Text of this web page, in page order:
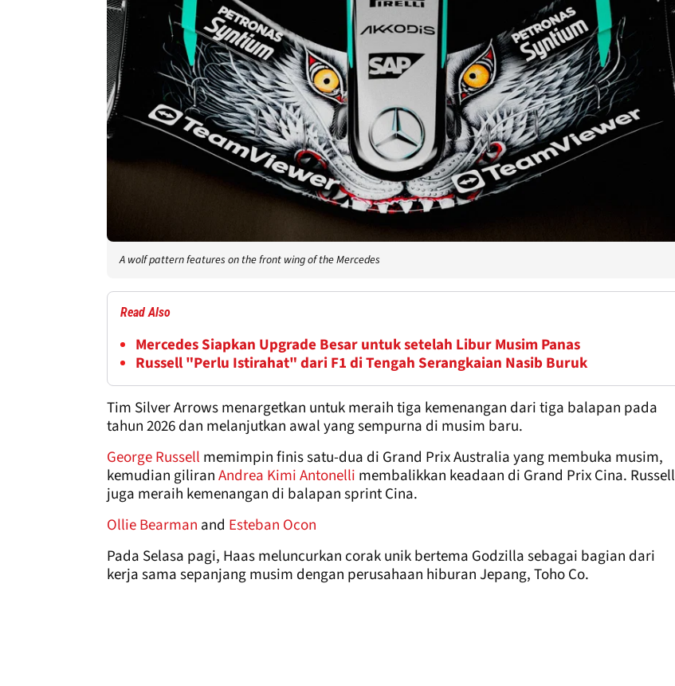
A wolf pattern features on the front wing of the Mercedes
Read Also
Mercedes Siapkan Upgrade Besar untuk setelah Libur Musim Panas
Russell "Perlu Istirahat" dari F1 di Tengah Serangkaian Nasib Buruk
Tim Silver Arrows menargetkan untuk meraih tiga kemenangan dari tiga balapan pada
tahun 2026 dan melanjutkan awal yang sempurna di musim baru.
George Russell memimpin finis satu-dua di Grand Prix Australia yang membuka musim,
kemudian giliranAndrea Kimi Antonelli membalikkan keadaan di Grand Prix Cina. Russell
juga meraih kemenangan di balapan sprint Cina.
Ollie Bearman and Esteban Ocon
Pada Selasa pagi, Haas meluncurkan corak unik bertema Godzilla sebagai bagian dari
kerja sama sepanjang musim dengan perusahaan hiburan Jepang, Toho Co.